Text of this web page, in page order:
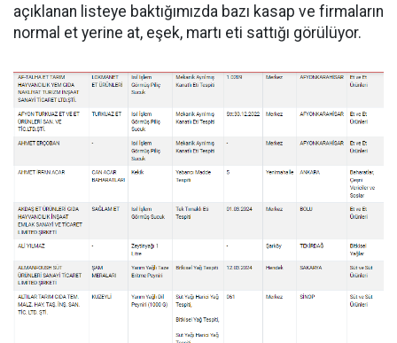
açıklanan listeye baktığımızda bazı kasap ve firmaların
normal et yerine at, eşek, martı eti sattığı görülüyor.